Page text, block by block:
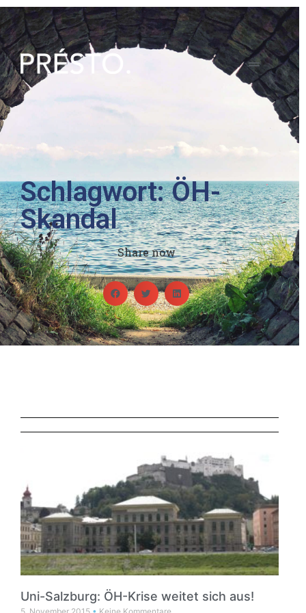
Schlagwort: ÖH-
Skandal
Share now
Uni-Salzburg: ÖH-Krise weitet sich aus!